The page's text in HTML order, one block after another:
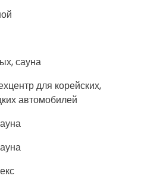
сауна
для корейских,
автомобилей